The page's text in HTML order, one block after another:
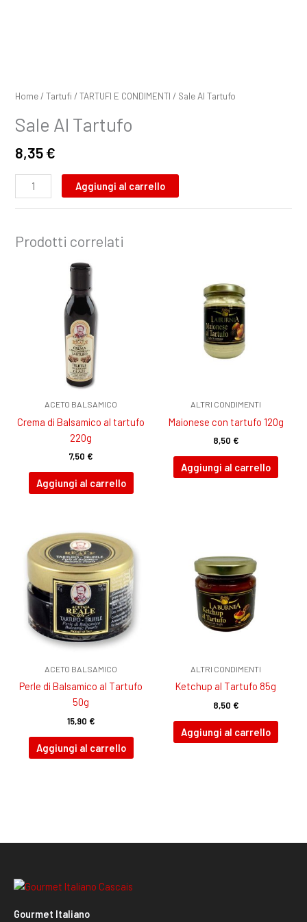
Home /Tartufi /TARTUFI E CONDIMENTI / Sale Al Tartufo
Sale Al Tartufo
8,35€
Aggiungi al carrello
Prodotti correlati
ACETO BALSAMICO
Crema di Balsamico al tartufo
220g
7,50 €
Aggiungi al carrello
ALTRI CONDIMENTI
Maionese con tartufo 120g
8,50 €
Aggiungi al carrello
ACETO BALSAMICO
Perle di Balsamico al Tartufo
50g
15,90 €
Aggiungi al carrello
ALTRI CONDIMENTI
Ketchup al Tartufo 85g
8,50 €
Aggiungi al carrello
Gourmet Italiano